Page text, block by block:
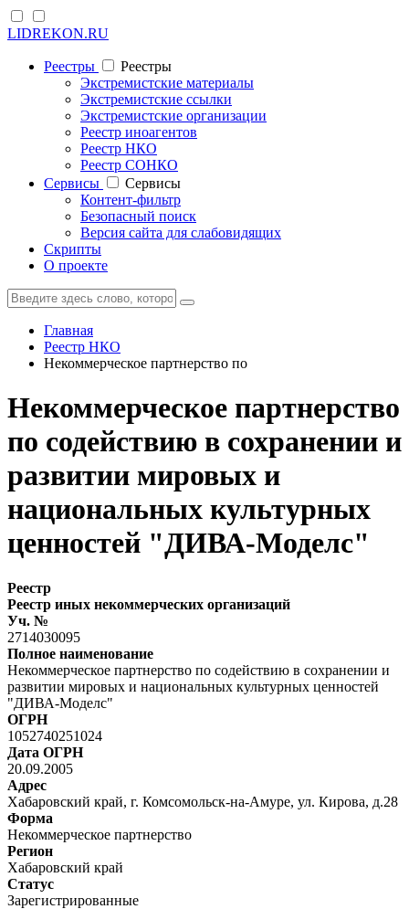
LIDREKON.RU
Реестры
Реестры
Экстремистские материалы
Экстремистские ссылки
Экстремистские организации
Реестр иноагентов
Реестр НКО
Реестр СОНКО
Cервисы
Cервисы
Контент-фильтр
Безопасный поиск
Версия сайта для слабовидящих
Скрипты
О проекте
Главная
Реестр НКО
Некоммерческое партнерство по
Некоммерческое партнерство
по содействию в сохранении и
развитии мировых и
национальных культурных
ценностей "ДИВА-Моделс"
Реестр
Реестр иных некоммерческих организаций
Уч. №
2714030095
Полное наименование
Некоммерческое партнерство по содействию в сохранении и
развитии мировых и национальных культурных ценностей
"ДИВА-Моделс"
ОГРН
1052740251024
Дата ОГРН
20.09.2005
Адрес
Хабаровский край, г. Комсомольск-на-Амуре, ул. Кирова, д.28
Форма
Некоммерческое партнерство
Регион
Хабаровский край
Статус
Зарегистрированные